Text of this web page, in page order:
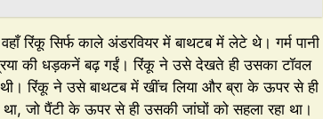
रिंकू सिर्फ काले अंडरवियर में बाथटब में लेटे थे। गर्म पानी
की धड़कनें बढ़ गईं। रिंकू ने उसे देखते ही उसका टॉवल
रिंकू ने उसे बाथटब में खींच लिया और ब्रा के ऊपर से ही
जो पैंटी के ऊपर से ही उसकी जांघों को सहला रहा था।